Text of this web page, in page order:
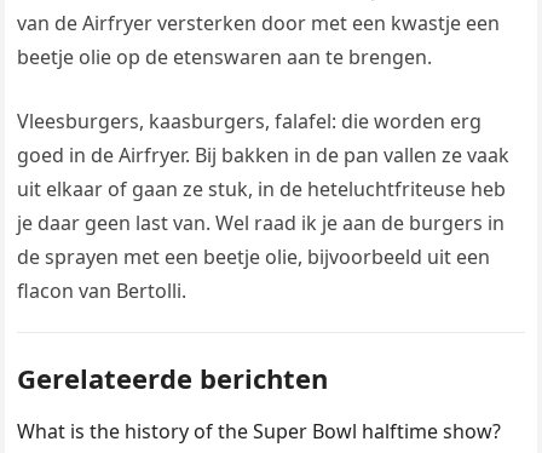
van de Airfryer versterken door met een kwastje een
beetje olie op de etenswaren aan te brengen.
Vleesburgers, kaasburgers, falafel: die worden erg
goed in de Airfryer. Bij bakken in de pan vallen ze vaak
uit elkaar of gaan ze stuk, in de heteluchtfriteuse heb
je daar geen last van. Wel raad ik je aan de burgers in
de sprayen met een beetje olie, bijvoorbeeld uit een
flacon van Bertolli.
Gerelateerde berichten
What is the history of the Super Bowl halftime show?